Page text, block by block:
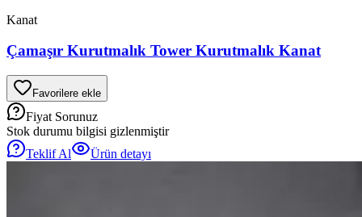
Kanat
Çamaşır Kurutmalık Tower Kurutmalık Kanat
Favorilere ekle
Fiyat Sorunuz
Stok durumu bilgisi gizlenmiştir
Teklif Al
Ürün detayı